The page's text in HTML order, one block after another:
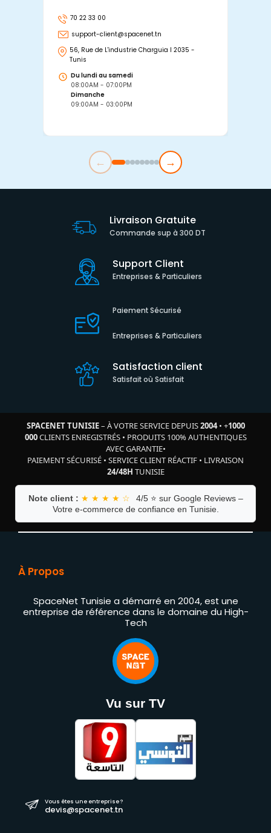
70 22 33 00
support-client@spacenet.tn
56, Rue de L'industrie Charguia I 2035 -
Tunis
Du lundi au samedi
08:00AM - 07:00PM
Dimanche
09:00AM - 03:00PM
← →
Livraison Gratuite
Commande sup à 300 DT
Support Client
Entreprises & Particuliers
Paiement Sécurisé
Entreprises & Particuliers
Satisfaction client
Satisfait où Satisfait
SPACENET TUNISIE– À VOTRE SERVICE DEPUIS2004• +1000
000CLIENTS ENREGISTRÉS• PRODUITS 100% AUTHENTIQUES
AVEC GARANTIE•
PAIEMENT SÉCURISÉ • SERVICE CLIENT RÉACTIF • LIVRAISON
24/48H TUNISIE
Note client : ★ ★ ★ ★ ☆
4/5 ⭐ sur Google Reviews –
Votre e-commerce de confiance en Tunisie.
À Propos
SpaceNet Tunisie a démarré en 2004, est une
entreprise de référence dans le domaine du High-
Tech
Vu sur TV
Vous êtes une entreprise ?
devis@spacenet.tn